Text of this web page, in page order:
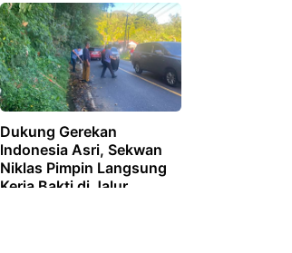
Dukung Gerekan
lndonesia Asri, Sekwan
Niklas Pimpin Langsung
Kerja Bakti di Jalur